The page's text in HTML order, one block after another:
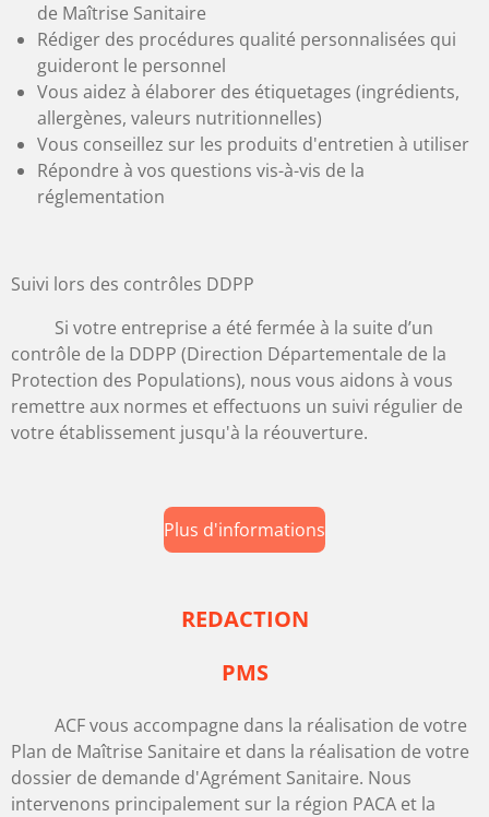
de Maîtrise Sanitaire
Rédiger des procédures qualité personnalisées qui
guideront le personnel
Vous aidez à élaborer des étiquetages (ingrédients,
allergènes, valeurs nutritionnelles)
Vous conseillez sur les produits d'entretien à utiliser
Répondre à vos questions vis-à-vis de la
réglementation
Suivi lors des contrôles DDPP
Si votre entreprise a été fermée à la suite d’un
contrôle de la DDPP (Direction Départementale de la
Protection des Populations), nous vous aidons à vous
remettre aux normes et effectuons un suivi régulier de
votre établissement jusqu'à la réouverture.
Plus d'informations
REDACTION
PMS
ACFvous accompagne dans la réalisation de votre
Plan de Maîtrise Sanitaire et dans la réalisation de votre
dossier de demande d'Agrément Sanitaire. Nous
intervenons principalement sur la région PACA et la